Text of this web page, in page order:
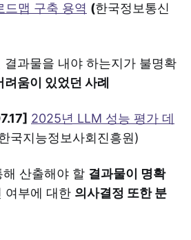
드맵 구축 용역 (한국정보통신
과물을 내야 하는지가 불명확
려움이 있었던 사례
2025년 LLM 성능 평가 데
국지능정보사회진흥원)
산출해야 할 결과물이 명확
여부에 대한 의사결정 또한 분